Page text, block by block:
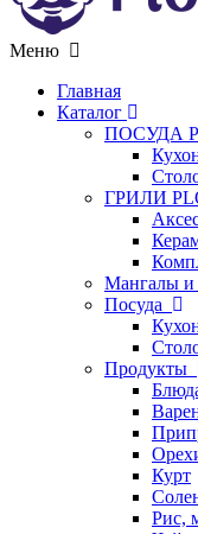
Меню
Главная
Каталог
ПОСУДА
ГРИЛИ
Мангалы и
Посуда
Продукты
Курт
Рис,